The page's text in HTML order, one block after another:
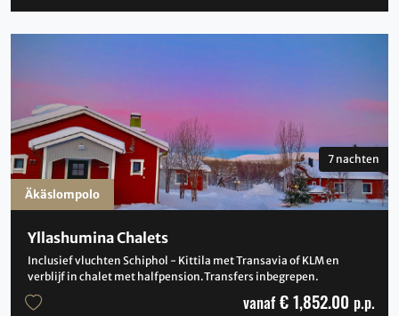
Yllashumina Chalets
Inclusief vluchten Schiphol - Kittila met Transavia of KLM en
verblijf in chalet met halfpension.Transfers inbegrepen.
7 nachten
vanaf € 1,852.00 p.p.
Äkäslompolo